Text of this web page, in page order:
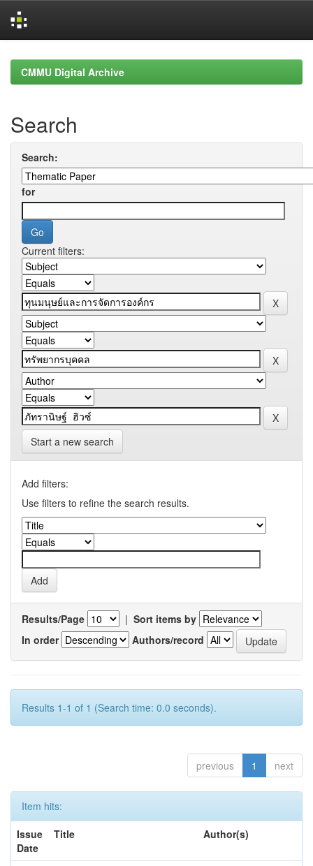
navigationCMMU Digital Archive
Search
Search:
for
Current filters:
Start a new search
Add filters:
Use filters to refine the search results.
Results/Page | Sort items by
In order
Authors/record
Results 1-1 of 1 (Search time: 0.0 seconds).
previous 1 next
Item hits:
Issue
Date
Title Author(s)